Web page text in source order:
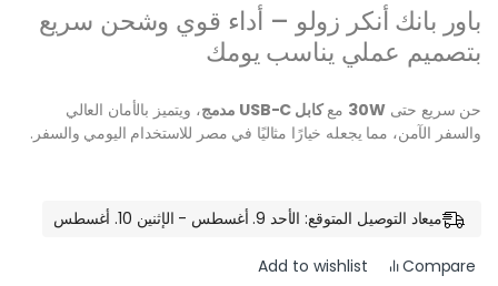
باور بانك أنكر زولو – أداء قوي وشحن سريع
بتصميم عملي يناسب يومك
حن سريع حتى30W معكابل USB-C مدمج
، ويتميز بالأمان العالي
والسفر الآمن، مما يجعله خيارًا مثاليًا في مصر للاستخدام اليومي والسفر.
ميعاد التوصيل المتوقع: الأحد 9. أغسطس - الإثنين 10. أغسطس
Compare
Add to wishlist